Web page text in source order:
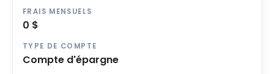
FRAIS MENSUELS
0 $
TYPE DE COMPTE
Compte d'épargne